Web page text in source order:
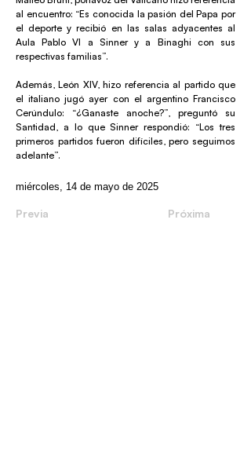
al encuentro: “Es conocida la pasión del Papa por
el deporte y recibió en las salas adyacentes al
Aula Pablo VI a Sinner y a Binaghi con sus
respectivas familias”.
Además, León XIV, hizo referencia al partido que
el italiano jugó ayer con el argentino Francisco
Cerúndulo: “¿Ganaste anoche?”, preguntó su
Santidad, a lo que Sinner respondió: “Los tres
primeros partidos fueron difíciles, pero seguimos
adelante”.
miércoles, 14 de mayo de 2025
Previa Próxima